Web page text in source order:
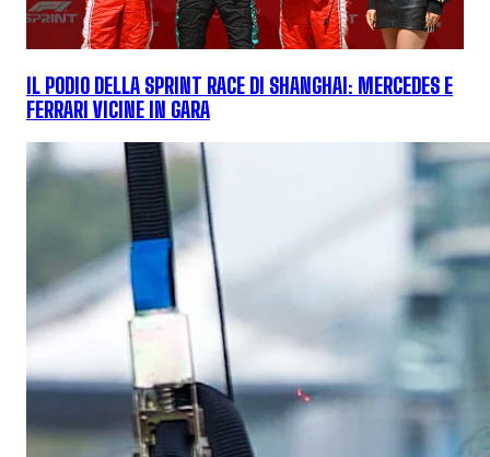
IL PODIO DELLA SPRINT RACE DI SHANGHAI: MERCEDES E
FERRARI VICINE IN GARA